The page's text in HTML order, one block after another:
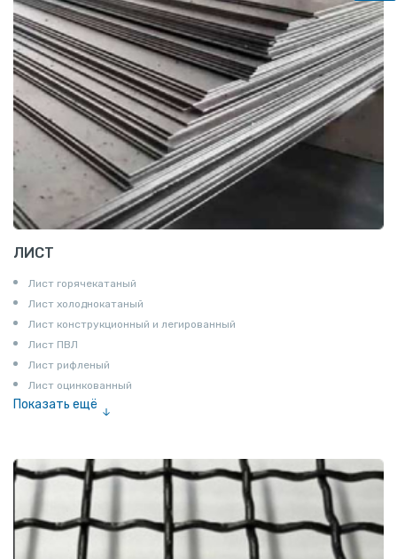
ЛИСТ
Лист горячекатаный
Лист холоднокатаный
Лист конструкционный и легированный
Лист ПВЛ
Лист рифленый
Лист оцинкованный
Показать ещё